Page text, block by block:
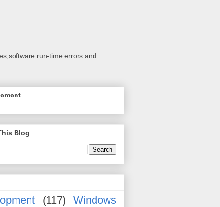
run-time errors and
Blog
(117)
Windows